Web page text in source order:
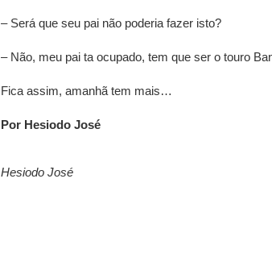
– Será que seu pai não poderia fazer isto?
– Não, meu pai ta ocupado, tem que ser o touro
Fica assim, amanhã tem mais…
Por Hesiodo José
Hesiodo José